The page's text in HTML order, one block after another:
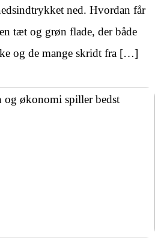
ned. Hvordan får
tæt og grøn flade, der både
og de mange skridt fra […]